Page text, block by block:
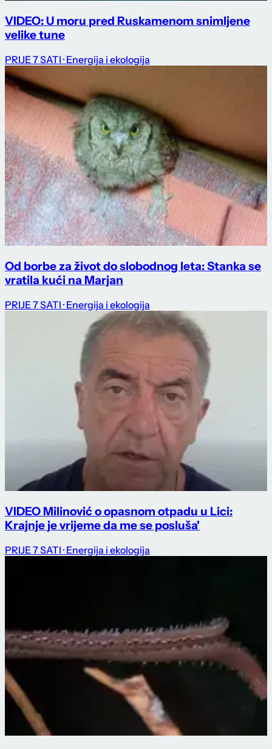
VIDEO: U moru pred Ruskamenom snimljene
velike tune
PRIJE 7 SATI · Energija i ekologija
Od borbe za život do slobodnog leta: Stanka se
vratila kući na Marjan
PRIJE 7 SATI · Energija i ekologija
VIDEO Milinović o opasnom otpadu u Lici:
Krajnje je vrijeme da me se posluša'
PRIJE 7 SATI · Energija i ekologija